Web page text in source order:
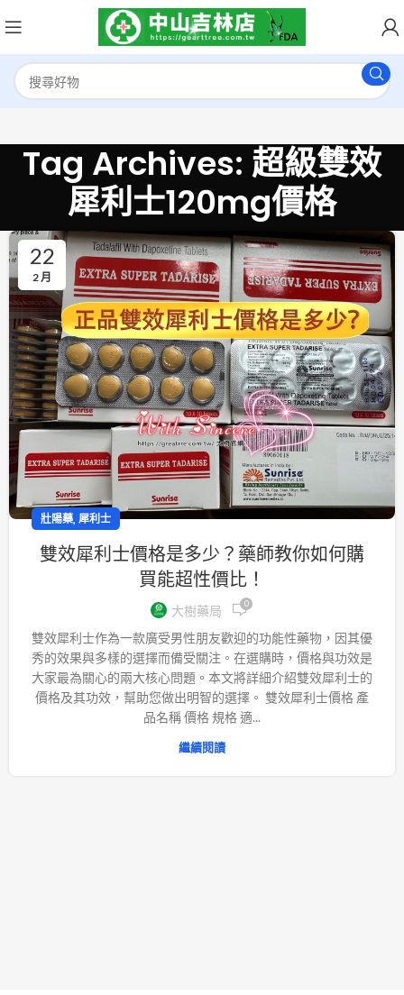
Tag Archives: 超級雙效
犀利士120mg價格
22
2 月
壯陽藥, 犀利士
雙效犀利士價格是多少？藥師教你如何購
買能超性價比！
大樹藥局 0
雙效犀利士作為一款廣受男性朋友歡迎的功能性藥物，因其優
秀的效果與多樣的選擇而備受關注。在選購時，價格與功效是
大家最為關心的兩大核心問題。本文將詳細介紹雙效犀利士的
價格及其功效，幫助您做出明智的選擇。 雙效犀利士價格 產
品名稱 價格 規格 適...
繼續閱讀